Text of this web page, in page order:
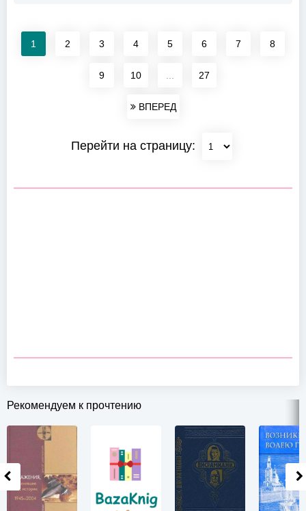
1 2 3 4 5 6 7 8
9 10 ... 27
ВПЕРЕД
Перейти на страницу:
Рекомендуем к прочтению